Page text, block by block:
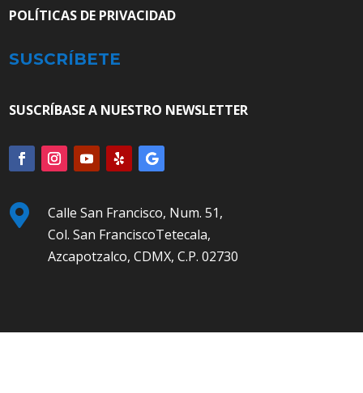
POLÍTICAS DE PRIVACIDAD
SUSCRÍBETE
SUSCRÍBASE A NUESTRO NEWSLETTER

Calle San Francisco, Num. 51,
Col. San FranciscoTetecala,
Azcapotzalco, CDMX, C.P. 02730